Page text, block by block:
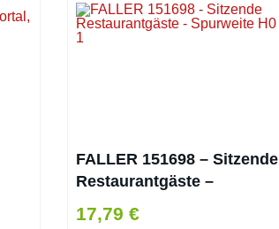
FALLER 151698 – Sitzende
Restaurantgäste –
Spurweite H0
17,79 €